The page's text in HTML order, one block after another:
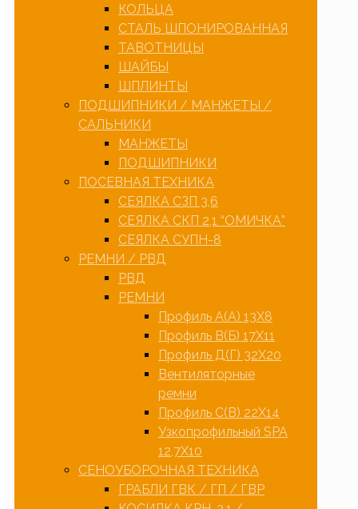
КОЛЬЦА
СТАЛЬ ШПОНИРОВАННАЯ
ТАВОТНИЦЫ
ШАЙБЫ
ШПЛИНТЫ
ПОДШИПНИКИ / МАНЖЕТЫ /
САЛЬНИКИ
МАНЖЕТЫ
ПОДШИПНИКИ
ПОСЕВНАЯ ТЕХНИКА
СЕЯЛКА СЗП 3,6
СЕЯЛКА СКП 2,1 “ОМИЧКА”
СЕЯЛКА СУПН-8
РЕМНИ / РВД
РВД
РЕМНИ
Профиль А(А) 13Х8
Профиль В(Б) 17Х11
Профиль Д(Г) 32Х20
Вентиляторные
ремни
Профиль С(В) 22Х14
Узкопрофильный SPA
12,7Х10
СЕНОУБОРОЧНАЯ ТЕХНИКА
ГРАБЛИ ГВК / ГП / ГВР